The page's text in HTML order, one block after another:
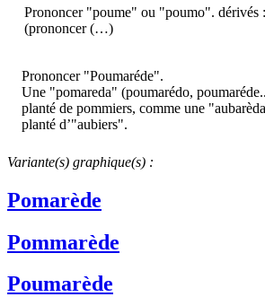
Prononcer "poume" ou "poumo". dérivés
(prononcer (…)
Prononcer "Poumaréde".
Une "pomareda" (poumarédo,
planté de pommiers, comme une
planté d’"aubiers".
Variante(s) graphique(s) :
Pomarède
Pommarède
Poumarède